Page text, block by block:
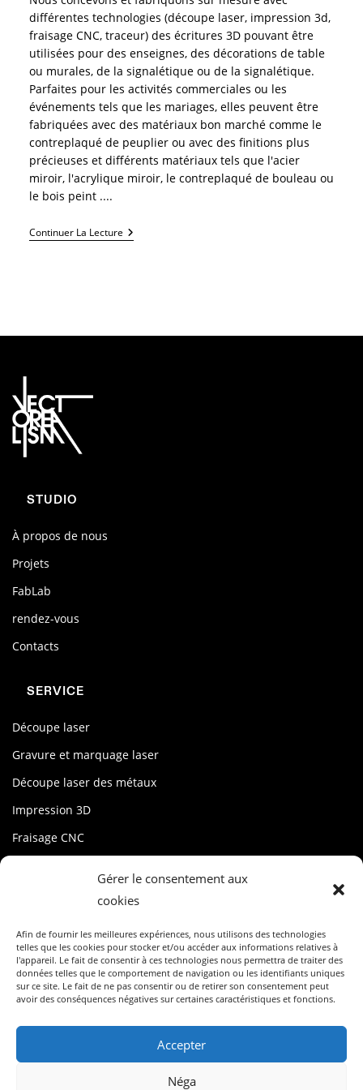
Gérer le consentement aux
cookies
Afin de fournir les meilleures expériences, nous utilisons des technologies
telles que les cookies pour stocker et/ou accéder aux informations relatives à
l'appareil. Le fait de consentir à ces technologies nous permettra de traiter des
données telles que le comportement de navigation ou les identifiants uniques
sur ce site. Le fait de ne pas consentir ou de retirer son consentement peut
avoir des conséquences négatives sur certaines caractéristiques et fonctions.
Accepter
Néga
différentes technologies (découpe laser, impression 3d,
fraisage CNC, traceur) des écritures 3D pouvant être
utilisées pour des enseignes, des décorations de table
ou murales, de la signalétique ou de la signalétique.
Parfaites pour les activités commerciales ou les
événements tels que les mariages, elles peuvent être
fabriquées avec des matériaux bon marché comme le
contreplaqué de peuplier ou avec des finitions plus
précieuses et différents matériaux tels que l'acier
miroir, l'acrylique miroir, le contreplaqué de bouleau ou
le bois peint ....
Continuer La LectureÉcrit
STUDIO
À propos de nous
Projets
FabLab
rendez-vous
Contacts
SERVICE
Découpe laser
Gravure et marquage laser
Découpe laser des métaux
Impression 3D
Fraisage CNC
MON USINE
Compte
Conditions de service
Politique de confidentialité
Politique en matière de cookies (UE)